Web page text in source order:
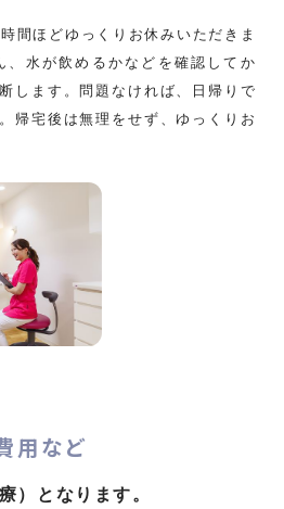
間ほどゆっくりお休みいただきま
、水が飲めるかなどを確認してか
します。問題なければ、日帰りで
帰宅後は無理をせず、ゆっくりお
用など
）となります。